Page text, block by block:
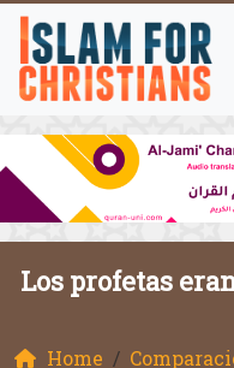
Los profetas
Home